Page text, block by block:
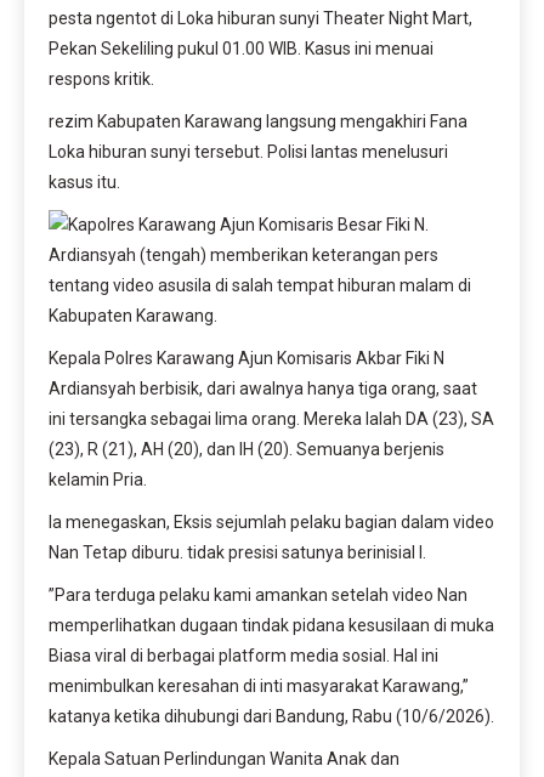
pesta ngentot di Loka hiburan sunyi Theater Night Mart,
Pekan Sekeliling pukul 01.00 WIB. Kasus ini menuai
respons kritik.
rezim Kabupaten Karawang langsung mengakhiri Fana
Loka hiburan sunyi tersebut. Polisi lantas menelusuri
kasus itu.
Kepala Polres Karawang Ajun Komisaris Akbar Fiki N
Ardiansyah berbisik, dari awalnya hanya tiga orang, saat
ini tersangka sebagai lima orang. Mereka Ialah DA (23), SA
(23), R (21), AH (20), dan IH (20). Semuanya berjenis
kelamin Pria.
Ia menegaskan, Eksis sejumlah pelaku bagian dalam video
Nan Tetap diburu. tidak presisi satunya berinisial I.
”Para terduga pelaku kami amankan setelah video Nan
memperlihatkan dugaan tindak pidana kesusilaan di muka
Biasa viral di berbagai platform media sosial. Hal ini
menimbulkan keresahan di inti masyarakat Karawang,”
katanya ketika dihubungi dari Bandung, Rabu (10/6/2026).
Kepala Satuan Perlindungan Wanita Anak dan